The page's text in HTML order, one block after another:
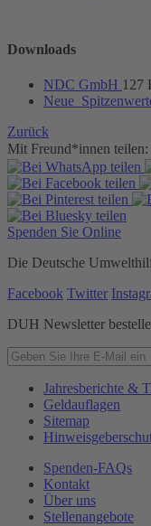
Downloads
NDC GmbH 127
Zurück
Mit Freund*innen teilen:
Spenden Sie Online
Die Deutsche
Facebook Twitter
DUH Newsletter
Jahresberichte &
Geldauflagen
Sitemap
Spenden-FAQs
Kontakt
Über uns
Stellenangebote